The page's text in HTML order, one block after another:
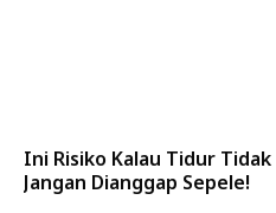
Ini Risiko Kalau Tidur
Jangan Dianggap Sepele!